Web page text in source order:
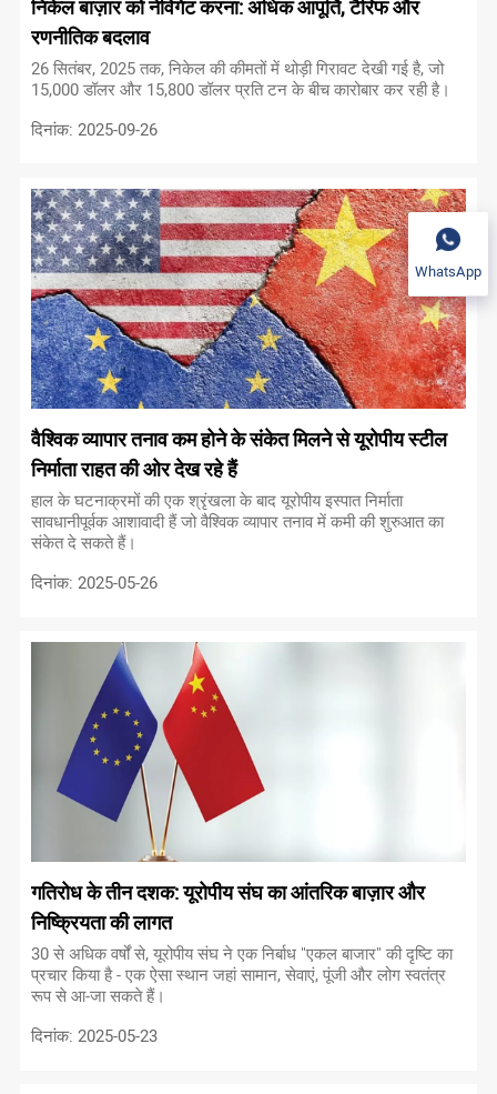
निकेल बाज़ार को नेविगेट करना: अधिक आपूर्ति, टैरिफ और
रणनीतिक बदलाव
26 सितंबर, 2025 तक, निकेल की कीमतों में थोड़ी गिरावट देखी गई है, जो
15,000 डॉलर और 15,800 डॉलर प्रति टन के बीच कारोबार कर रही है।
दिनांक: 2025-09-26
वैश्विक व्यापार तनाव कम होने के संकेत मिलने से यूरोपीय स्टील
निर्माता राहत की ओर देख रहे हैं
हाल के घटनाक्रमों की एक श्रृंखला के बाद यूरोपीय इस्पात निर्माता
सावधानीपूर्वक आशावादी हैं जो वैश्विक व्यापार तनाव में कमी की शुरुआत का
संकेत दे सकते हैं।
दिनांक: 2025-05-26
गतिरोध के तीन दशक: यूरोपीय संघ का आंतरिक बाज़ार और
निष्क्रियता की लागत
30 से अधिक वर्षों से, यूरोपीय संघ ने एक निर्बाध "एकल बाजार" की दृष्टि का
प्रचार किया है - एक ऐसा स्थान जहां सामान, सेवाएं, पूंजी और लोग स्वतंत्र
रूप से आ-जा सकते हैं।
दिनांक: 2025-05-23
WhatsApp